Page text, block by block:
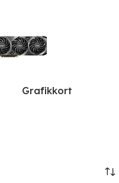
Grafikkort